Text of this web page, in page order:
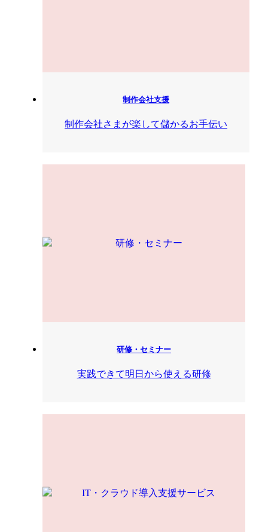
制作会社支援
制作会社さまが楽して儲かるお手伝い
研修・セミナー
実践できて明日から使える研修